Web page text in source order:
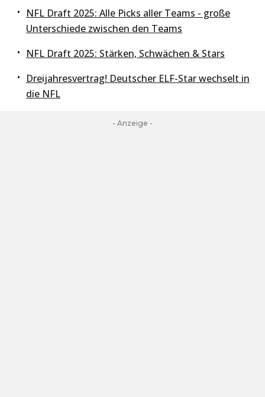
NFL Draft 2025: Alle Picks aller Teams - große
Unterschiede zwischen den Teams
NFL Draft 2025: Stärken, Schwächen & Stars
Dreijahresvertrag! Deutscher ELF-Star wechselt in
die NFL
- Anzeige -